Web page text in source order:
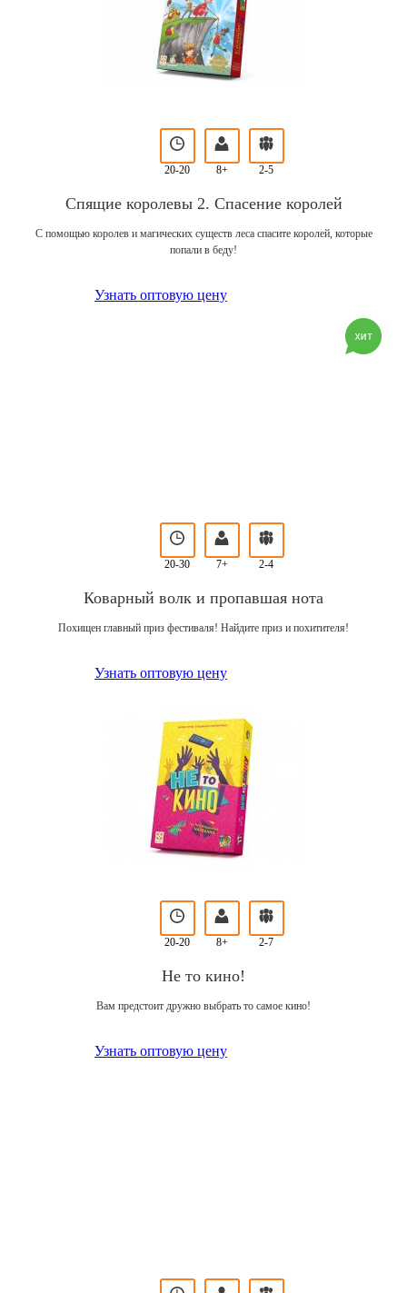
20-20 8+ 2-5
Спящие королевы 2. Спасение королей
С помощью королев и магических существ леса спасите королей, которые
попали в беду!
Узнать оптовую цену
20-30 7+ 2-4
Коварный волк и пропавшая нота
Похищен главный приз фестиваля! Найдите приз и похитителя!
Узнать оптовую цену
20-20 8+ 2-7
Не то кино!
Вам предстоит дружно выбрать то самое кино!
Узнать оптовую цену